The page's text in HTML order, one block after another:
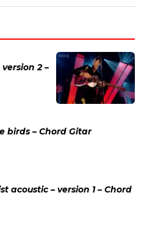
2 –
birds – Chord Gitar
acoustic – version 1 – Chord